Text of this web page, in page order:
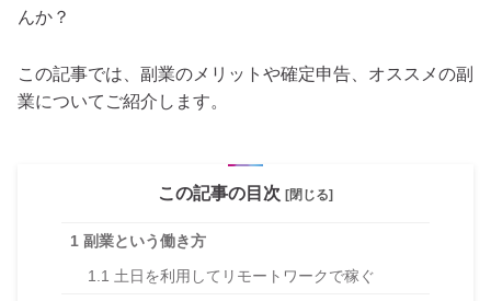
んか？
この記事では、副業のメリットや確定申告、オススメの副
業についてご紹介します。
この記事の目次 [閉じる]
1 副業という働き方
1.1 土日を利用してリモートワークで稼ぐ